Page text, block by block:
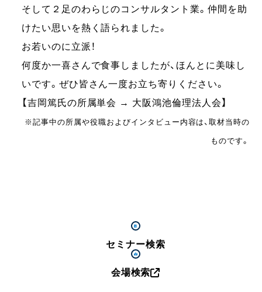
そして２足のわらじのコンサルタント業。仲間を助
けたい思いを熱く語られました。
お若いのに立派！
何度か一喜さんで食事しましたが、ほんとに美味し
いです。ぜひ皆さん一度お立ち寄りください。
【吉岡篤氏の所属単会 → 大阪鴻池倫理法人会】
※記事中の所属や役職およびインタビュー内容は、取材当時の
ものです。
セミナー検索
会場検索